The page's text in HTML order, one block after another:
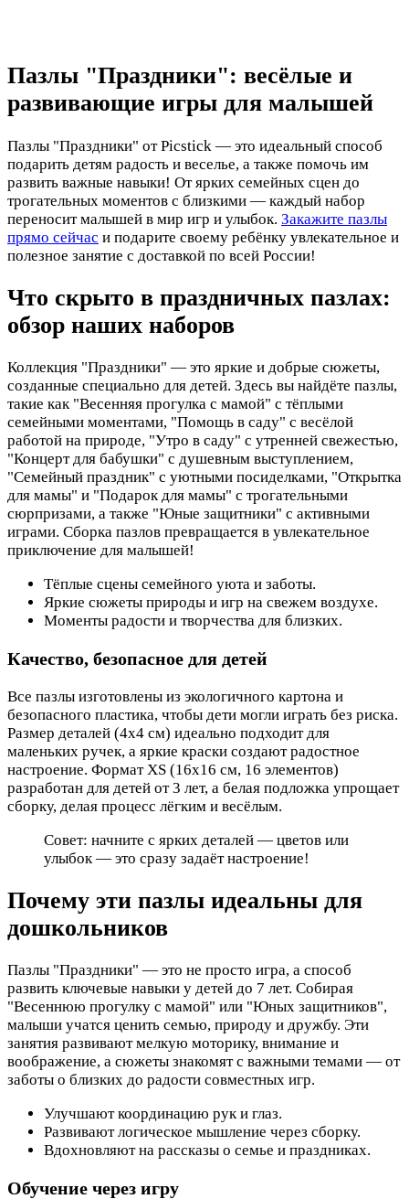
Пазлы "Праздники": весёлые и
развивающие игры для малышей
Пазлы "Праздники" от Picstick — это идеальный способ
подарить детям радость и веселье, а также помочь им
развить важные навыки! От ярких семейных сцен до
трогательных моментов с близкими — каждый набор
переносит малышей в мир игр и улыбок. Закажите пазлы
прямо сейчас и подарите своему ребёнку увлекательное и
полезное занятие с доставкой по всей России!
Что скрыто в праздничных пазлах:
обзор наших наборов
Коллекция "Праздники" — это яркие и добрые сюжеты,
созданные специально для детей. Здесь вы найдёте пазлы,
такие как "Весенняя прогулка с мамой" с тёплыми
семейными моментами, "Помощь в саду" с весёлой
работой на природе, "Утро в саду" с утренней свежестью,
"Концерт для бабушки" с душевным выступлением,
"Семейный праздник" с уютными посиделками, "Открытка
для мамы" и "Подарок для мамы" с трогательными
сюрпризами, а также "Юные защитники" с активными
играми. Сборка пазлов превращается в увлекательное
приключение для малышей!
Тёплые сцены семейного уюта и заботы.
Яркие сюжеты природы и игр на свежем воздухе.
Моменты радости и творчества для близких.
Качество, безопасное для детей
Все пазлы изготовлены из экологичного картона и
безопасного пластика, чтобы дети могли играть без риска.
Размер деталей (4x4 см) идеально подходит для
маленьких ручек, а яркие краски создают радостное
настроение. Формат XS (16x16 см, 16 элементов)
разработан для детей от 3 лет, а белая подложка упрощает
сборку, делая процесс лёгким и весёлым.
Совет: начните с ярких деталей — цветов или
улыбок — это сразу задаёт настроение!
Почему эти пазлы идеальны для
дошкольников
Пазлы "Праздники" — это не просто игра, а способ
развить ключевые навыки у детей до 7 лет. Собирая
"Весеннюю прогулку с мамой" или "Юных защитников",
малыши учатся ценить семью, природу и дружбу. Эти
занятия развивают мелкую моторику, внимание и
воображение, а сюжеты знакомят с важными темами — от
заботы о близких до радости совместных игр.
Улучшают координацию рук и глаз.
Развивают логическое мышление через сборку.
Вдохновляют на рассказы о семье и праздниках.
Обучение через игру